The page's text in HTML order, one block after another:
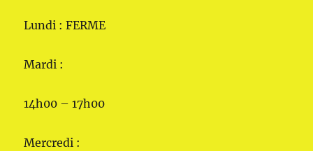
Lundi : FERME
Mardi :
14h00 – 17h00
Mercredi :